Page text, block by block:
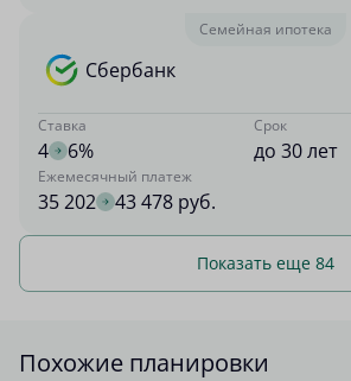
Семейная ипотека
Сбербанк
Ставка
4 6%
Срок
до 30 лет
Ежемесячный платеж
35 202 43 478 руб.
Показать еще 84
Похожие планировки